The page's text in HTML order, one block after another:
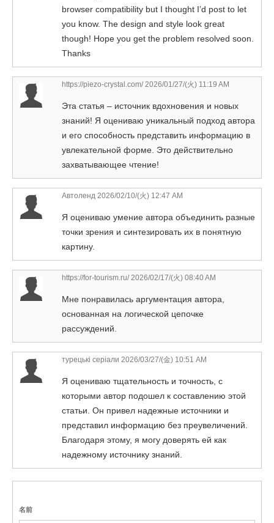
browser compatibility but I thought I’d post to let
you know. The design and style look great
though! Hope you get the problem resolved soon.
Thanks
https://piezo-crystal.com/2026/01/27/(火) 11:19 AM
Эта статья – источник вдохновения и новых
знаний! Я оцениваю уникальный подход автора
и его способность представить информацию в
увлекательной форме. Это действительно
захватывающее чтение!
Автоленд 2026/02/10/(火) 12:47 AM
Я оцениваю умение автора объединить разные
точки зрения и синтезировать их в понятную
картину.
https://for-tourism.ru/2026/02/17/(火) 08:40 AM
Мне понравилась аргументация автора,
основанная на логической цепочке
рассуждений.
турецькі серіали 2026/03/27/(金) 10:51 AM
Я оцениваю тщательность и точность, с
которыми автор подошел к составлению этой
статьи. Он привел надежные источники и
представил информацию без преувеличений.
Благодаря этому, я могу доверять ей как
надежному источнику знаний.
名前